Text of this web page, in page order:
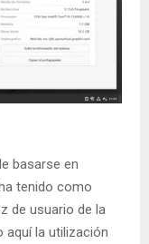
basarse en
tenido como
de usuario de la
aquí la utilización